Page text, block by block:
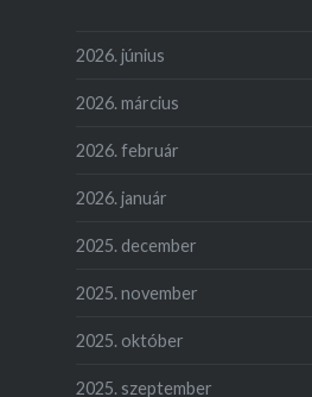
2026. június
2026. március
2026. február
2026. január
2025. december
2025. november
2025. október
2025. szeptember